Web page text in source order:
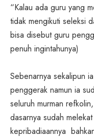
“Kalau ada guru yang
tidak mengikuti seleksi
bisa disebut guru
penuh ingintahunya)
Sebenarnya sekalipun
penggerak namun ia
seluruh murman
dasarnya sudah
kepribadiaannya